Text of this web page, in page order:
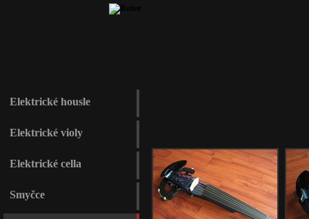
Elektrické housle
Elektrické violy
Elektrické cella
Smyčce